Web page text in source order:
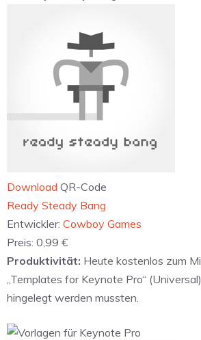
Download QR-Code
‎Ready Steady Bang
Entwickler: Cowboy Games
Preis: 0,99 €
Produktivität: Heute kostenlos zum
„Templates for Keynote Pro“
hingelegt werden mussten.